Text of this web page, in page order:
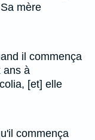
mère
il commença
ans à
[et] elle
commença